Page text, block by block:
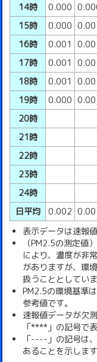
14時
0.000
15時
0.000
16時
0.001
17時
0.001
18時
0.001
19時
0.000
20時
21時
22時
23時
24時
日平均
0.002
表示データは速報
（PM2.5の測定値
により、濃度が非
がありますが、環
扱うこととしていま
PM2.5の環境基準
参考値です。
速報値データが欠
「****」の記号で
「----」の記号は
あることを示します